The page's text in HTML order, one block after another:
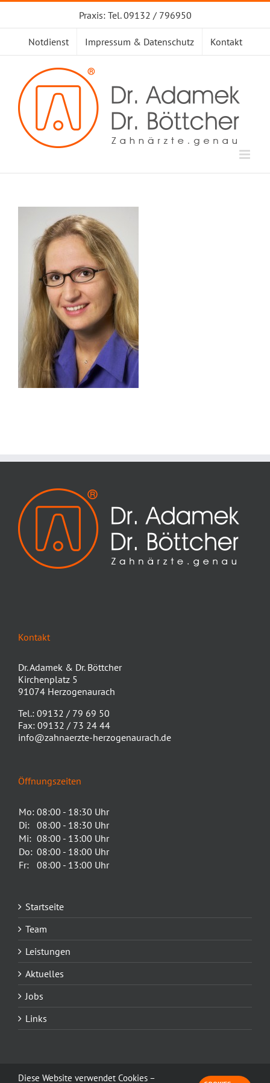
Zum
springen
Praxis: Tel. 09132 / 796950
Notdienst Impressum & Datenschutz Kontakt
Kontakt
Dr. Adamek & Dr. Böttcher
Kirchenplatz 5
91074 Herzogenaurach
Tel.: 09132 / 79 69 50
Fax: 09132 / 73 24 44
info@zahnaerzte-herzogenaurach.de
Öffnungszeiten
Mo: 08:00 - 18:30 Uhr
Di: 08:00 - 18:30 Uhr
Mi: 08:00 - 13:00 Uhr
Do: 08:00 - 18:00 Uhr
Fr:
08:00 - 13:00 Uhr
Startseite
Team
Leistungen
Aktuelles
Jobs
Links
Diese Website verwendet Cookies –